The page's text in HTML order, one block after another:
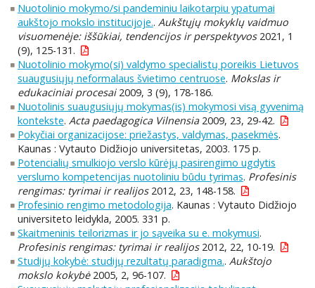
Nuotolinio mokymo/si pandeminiu laikotarpiu ypatumai
aukštojo mokslo institucijoje.. Aukštųjų mokyklų vaidmuo
visuomenėje: iššūkiai, tendencijos ir perspektyvos2021, 1
(9), 125-131.
Nuotolinio mokymo(si) valdymo specialistų poreikis Lietuvos
suaugusiųjų neformalaus švietimo centruose. Mokslas ir
edukaciniai procesai2009, 3 (9), 178-186.
Nuotolinis suaugusiųjų mokymas(is) mokymosi visą gyvenimą
kontekste. Acta paedagogica Vilnensia2009, 23, 29-42.
Pokyčiai organizacijose: priežastys, valdymas, pasekmės.
Kaunas : Vytauto Didžiojo universitetas, 2003. 175 p.
Potencialių smulkiojo verslo kūrėjų pasirengimo ugdytis
verslumo kompetencijas nuotoliniu būdu tyrimas. Profesinis
rengimas: tyrimai ir realijos2012, 23, 148-158.
Profesinio rengimo metodologija. Kaunas : Vytauto Didžiojo
universiteto leidykla, 2005. 331 p.
Skaitmeninis teilorizmas ir jo sąveika su e. mokymusi.
Profesinis rengimas: tyrimai ir realijos2012, 22, 10-19.
Studijų kokybė: studijų rezultatų paradigma.. Aukštojo
mokslo kokybė2005, 2, 96-107.